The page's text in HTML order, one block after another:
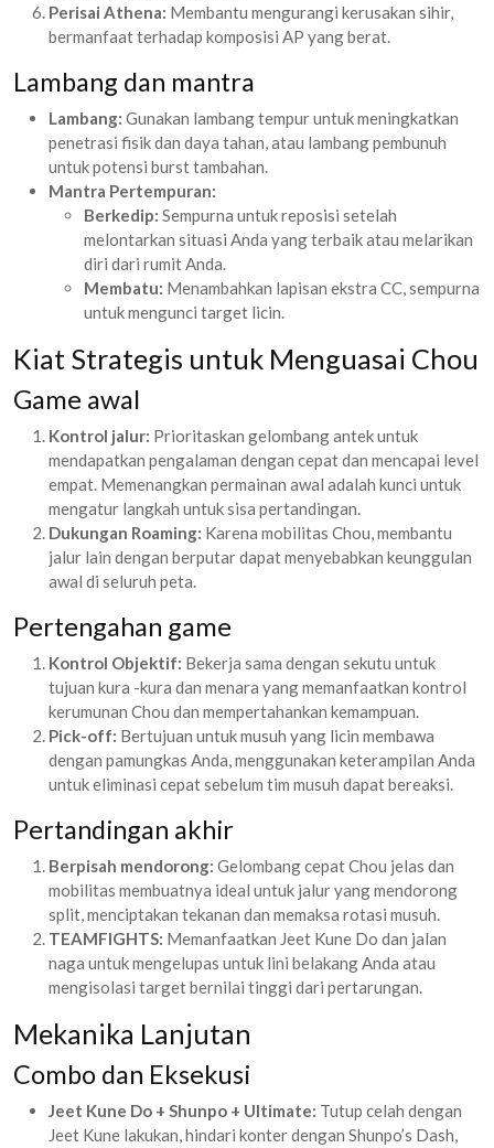
Perisai Athena: Membantu mengurangi kerusakan sihir,
bermanfaat terhadap komposisi AP yang berat.
Lambang dan mantra
Lambang: Gunakan lambang tempur untuk meningkatkan
penetrasi fisik dan daya tahan, atau lambang pembunuh
untuk potensi burst tambahan.
Mantra Pertempuran:
Berkedip: Sempurna untuk reposisi setelah
melontarkan situasi Anda yang terbaik atau melarikan
diri dari rumit Anda.
Membatu: Menambahkan lapisan ekstra CC, sempurna
untuk mengunci target licin.
Kiat Strategis untuk Menguasai Chou
Game awal
Kontrol jalur: Prioritaskan gelombang antek untuk
mendapatkan pengalaman dengan cepat dan mencapai level
empat. Memenangkan permainan awal adalah kunci untuk
mengatur langkah untuk sisa pertandingan.
Dukungan Roaming: Karena mobilitas Chou, membantu
jalur lain dengan berputar dapat menyebabkan keunggulan
awal di seluruh peta.
Pertengahan game
Kontrol Objektif: Bekerja sama dengan sekutu untuk
tujuan kura -kura dan menara yang memanfaatkan kontrol
kerumunan Chou dan mempertahankan kemampuan.
Pick-off: Bertujuan untuk musuh yang licin membawa
dengan pamungkas Anda, menggunakan keterampilan Anda
untuk eliminasi cepat sebelum tim musuh dapat bereaksi.
Pertandingan akhir
Berpisah mendorong: Gelombang cepat Chou jelas dan
mobilitas membuatnya ideal untuk jalur yang mendorong
split, menciptakan tekanan dan memaksa rotasi musuh.
TEAMFIGHTS: Memanfaatkan Jeet Kune Do dan jalan
naga untuk mengelupas untuk lini belakang Anda atau
mengisolasi target bernilai tinggi dari pertarungan.
Mekanika Lanjutan
Combo dan Eksekusi
Jeet Kune Do + Shunpo + Ultimate: Tutup celah dengan
Jeet Kune lakukan, hindari konter dengan Shunpo’s Dash,